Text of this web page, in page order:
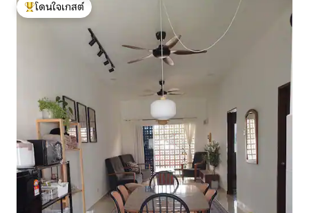
โดนใจเกสต์ที่สุด
โดนใจเกสต์